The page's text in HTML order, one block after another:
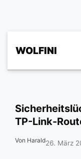
WOLFINI
TP-Link-
Von Harald26. März